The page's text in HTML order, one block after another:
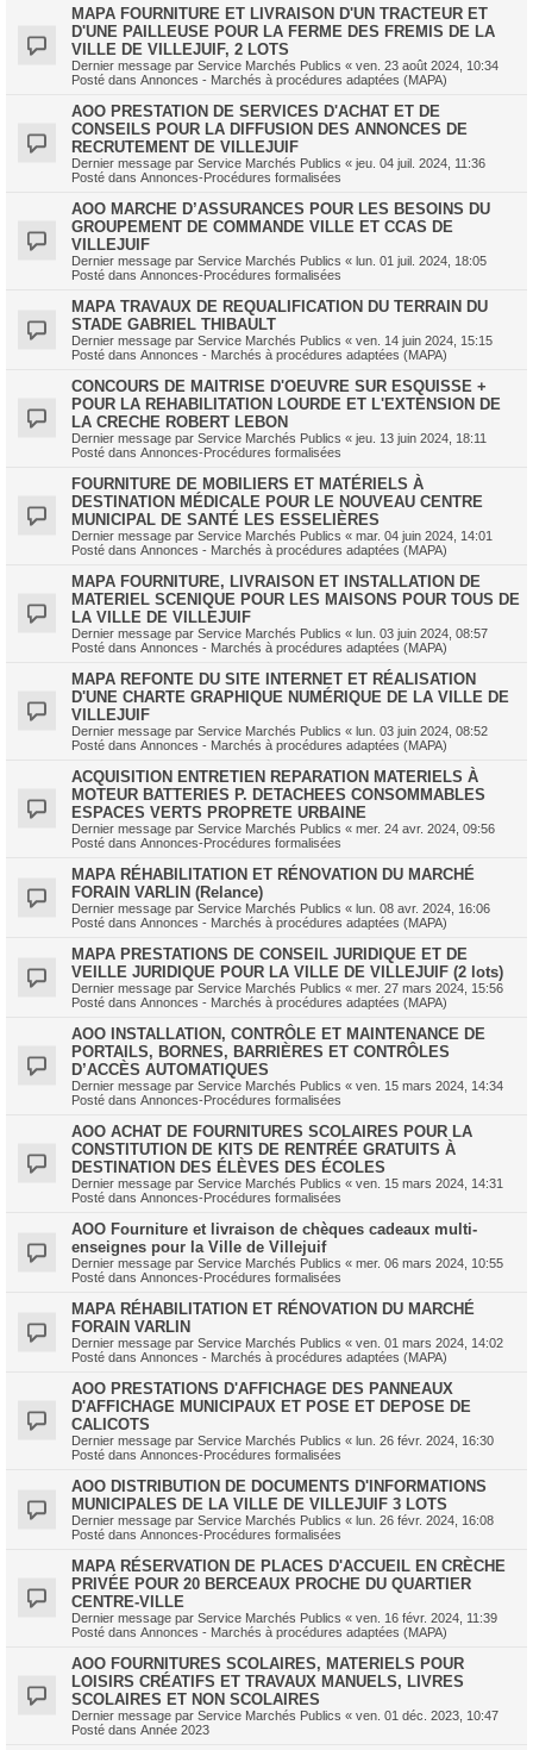
MAPA FOURNITURE ET LIVRAISON D'UN TRACTEUR ET
D'UNE PAILLEUSE POUR LA FERME DES FREMIS DE LA
VILLE DE VILLEJUIF, 2 LOTS
Dernier message par Service Marchés Publics « ven. 23 août 2024, 10:34
Posté dans Annonces - Marchés à procédures adaptées (MAPA)
AOO PRESTATION DE SERVICES D'ACHAT ET DE
CONSEILS POUR LA DIFFUSION DES ANNONCES DE
RECRUTEMENT DE VILLEJUIF
Dernier message par Service Marchés Publics « jeu. 04 juil. 2024, 11:36
Posté dans Annonces-Procédures formalisées
AOO MARCHE D’ASSURANCES POUR LES BESOINS DU
GROUPEMENT DE COMMANDE VILLE ET CCAS DE
VILLEJUIF
Dernier message par Service Marchés Publics « lun. 01 juil. 2024, 18:05
Posté dans Annonces-Procédures formalisées
MAPA TRAVAUX DE REQUALIFICATION DU TERRAIN DU
STADE GABRIEL THIBAULT
Dernier message par Service Marchés Publics « ven. 14 juin 2024, 15:15
Posté dans Annonces - Marchés à procédures adaptées (MAPA)
CONCOURS DE MAITRISE D'OEUVRE SUR ESQUISSE +
POUR LA REHABILITATION LOURDE ET L'EXTENSION DE
LA CRECHE ROBERT LEBON
Dernier message par Service Marchés Publics « jeu. 13 juin 2024, 18:11
Posté dans Annonces-Procédures formalisées
FOURNITURE DE MOBILIERS ET MATÉRIELS À
DESTINATION MÉDICALE POUR LE NOUVEAU CENTRE
MUNICIPAL DE SANTÉ LES ESSELIÈRES
Dernier message par Service Marchés Publics « mar. 04 juin 2024, 14:01
Posté dans Annonces - Marchés à procédures adaptées (MAPA)
MAPA FOURNITURE, LIVRAISON ET INSTALLATION DE
MATERIEL SCENIQUE POUR LES MAISONS POUR TOUS DE
LA VILLE DE VILLEJUIF
Dernier message par Service Marchés Publics « lun. 03 juin 2024, 08:57
Posté dans Annonces - Marchés à procédures adaptées (MAPA)
MAPA REFONTE DU SITE INTERNET ET RÉALISATION
D'UNE CHARTE GRAPHIQUE NUMÉRIQUE DE LA VILLE DE
VILLEJUIF
Dernier message par Service Marchés Publics « lun. 03 juin 2024, 08:52
Posté dans Annonces - Marchés à procédures adaptées (MAPA)
ACQUISITION ENTRETIEN REPARATION MATERIELS À
MOTEUR BATTERIES P. DETACHEES CONSOMMABLES
ESPACES VERTS PROPRETE URBAINE
Dernier message par Service Marchés Publics « mer. 24 avr. 2024, 09:56
Posté dans Annonces-Procédures formalisées
MAPA RÉHABILITATION ET RÉNOVATION DU MARCHÉ
FORAIN VARLIN (Relance)
Dernier message par Service Marchés Publics « lun. 08 avr. 2024, 16:06
Posté dans Annonces - Marchés à procédures adaptées (MAPA)
MAPA PRESTATIONS DE CONSEIL JURIDIQUE ET DE
VEILLE JURIDIQUE POUR LA VILLE DE VILLEJUIF (2 lots)
Dernier message par Service Marchés Publics « mer. 27 mars 2024, 15:56
Posté dans Annonces - Marchés à procédures adaptées (MAPA)
AOO INSTALLATION, CONTRÔLE ET MAINTENANCE DE
PORTAILS, BORNES, BARRIÈRES ET CONTRÔLES
D’ACCÈS AUTOMATIQUES
Dernier message par Service Marchés Publics « ven. 15 mars 2024, 14:34
Posté dans Annonces-Procédures formalisées
AOO ACHAT DE FOURNITURES SCOLAIRES POUR LA
CONSTITUTION DE KITS DE RENTRÉE GRATUITS À
DESTINATION DES ÉLÈVES DES ÉCOLES
Dernier message par Service Marchés Publics « ven. 15 mars 2024, 14:31
Posté dans Annonces-Procédures formalisées
AOO Fourniture et livraison de chèques cadeaux multi-
enseignes pour la Ville de Villejuif
Dernier message par Service Marchés Publics « mer. 06 mars 2024, 10:55
Posté dans Annonces-Procédures formalisées
MAPA RÉHABILITATION ET RÉNOVATION DU MARCHÉ
FORAIN VARLIN
Dernier message par Service Marchés Publics « ven. 01 mars 2024, 14:02
Posté dans Annonces - Marchés à procédures adaptées (MAPA)
AOO PRESTATIONS D'AFFICHAGE DES PANNEAUX
D'AFFICHAGE MUNICIPAUX ET POSE ET DEPOSE DE
CALICOTS
Dernier message par Service Marchés Publics « lun. 26 févr. 2024, 16:30
Posté dans Annonces-Procédures formalisées
AOO DISTRIBUTION DE DOCUMENTS D'INFORMATIONS
MUNICIPALES DE LA VILLE DE VILLEJUIF 3 LOTS
Dernier message par Service Marchés Publics « lun. 26 févr. 2024, 16:08
Posté dans Annonces-Procédures formalisées
MAPA RÉSERVATION DE PLACES D'ACCUEIL EN CRÈCHE
PRIVÉE POUR 20 BERCEAUX PROCHE DU QUARTIER
CENTRE-VILLE
Dernier message par Service Marchés Publics « ven. 16 févr. 2024, 11:39
Posté dans Annonces - Marchés à procédures adaptées (MAPA)
AOO FOURNITURES SCOLAIRES, MATERIELS POUR
LOISIRS CRÉATIFS ET TRAVAUX MANUELS, LIVRES
SCOLAIRES ET NON SCOLAIRES
Dernier message par Service Marchés Publics « ven. 01 déc. 2023, 10:47
Posté dans Année 2023